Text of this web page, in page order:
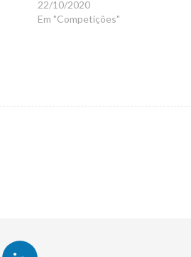
22/10/2020
Em "Competições"